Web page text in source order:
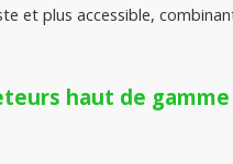
haut de gamme